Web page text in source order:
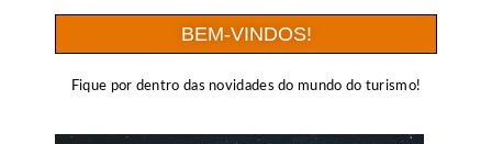
BEM-VINDOS!
Fique por dentro das novidades do mundo do turismo!